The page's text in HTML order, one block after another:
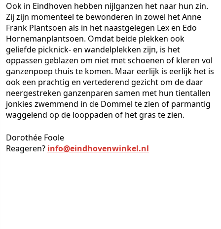
Ook in Eindhoven hebben nijlganzen het naar hun zin.
Zij zijn momenteel te bewonderen in zowel het Anne
Frank Plantsoen als in het naastgelegen Lex en Edo
Hornemanplantsoen. Omdat beide plekken ook
geliefde picknick- en wandelplekken zijn, is het
oppassen geblazen om niet met schoenen of kleren vol
ganzenpoep thuis te komen. Maar eerlijk is eerlijk het is
ook een prachtig en vertederend gezicht om de daar
neergestreken ganzenparen samen met hun tientallen
jonkies zwemmend in de Dommel te zien of parmantig
waggelend op de looppaden of het gras te zien.
Dorothée Foole
Reageren? info@eindhovenwinkel.nl